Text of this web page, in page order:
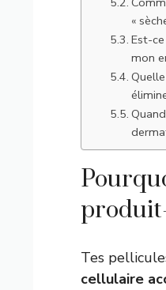
«
Est-
mon
Tes
cellulaire